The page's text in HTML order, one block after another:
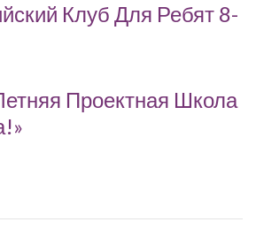
Клуб Для Ребят 8-
Проектная Школа